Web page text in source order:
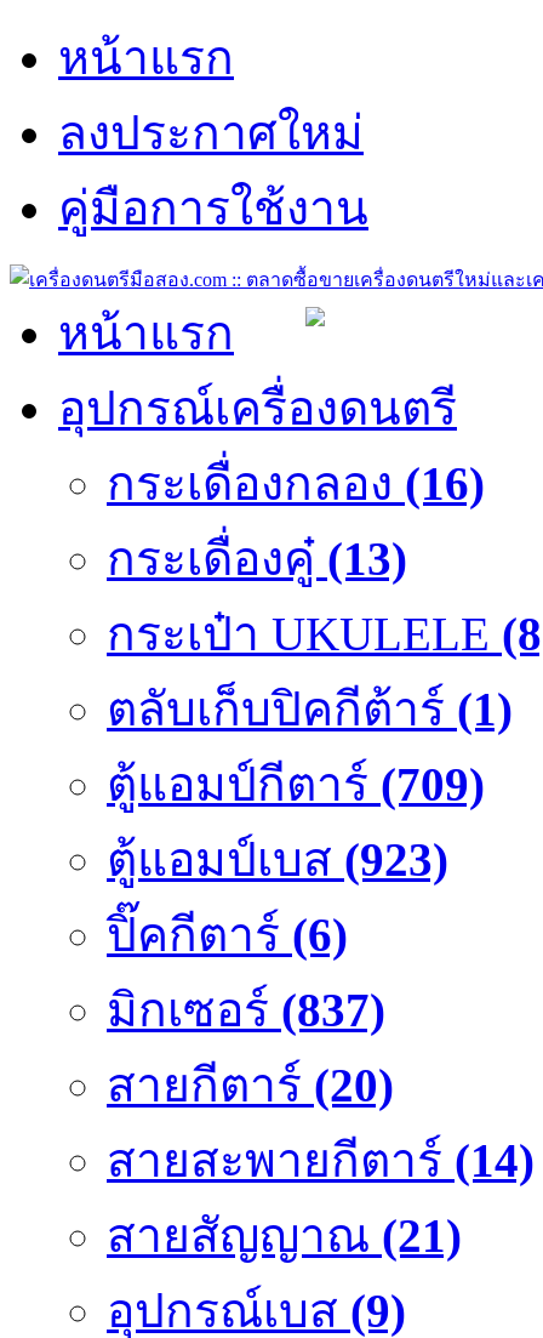
หน้าแรก
ลงประกาศใหม่
คู่มือการใช้งาน
หน้าแรก
อุปกรณ์เครื่องดนตรี
กระเดื่องกลอง (16)
กระเดื่องคู๋ (13)
กระเป๋า UKULELE
ตลับเก็บปิคกีต้าร์ (1)
ตู้แอมป์กีตาร์ (709)
ตู้แอมป์เบส (923)
ปิ๊คกีตาร์ (6)
มิกเซอร์ (837)
สายกีตาร์ (20)
สายสะพายกีตาร์ (14)
สายสัญญาณ (21)
อุปกรณ์เบส (9)